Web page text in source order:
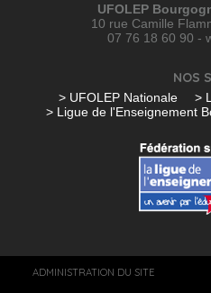
UFOLEP
10 rue Camille
07 76 18 60 90 -
NOS
> UFOLEP Nationale
>
> Ligue de l'Enseignement
ADMINISTRATION DU SITE